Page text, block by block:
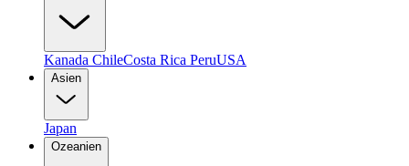
Kanada ChileCosta Rica PeruUSA
Asien
Japan
Ozeanien